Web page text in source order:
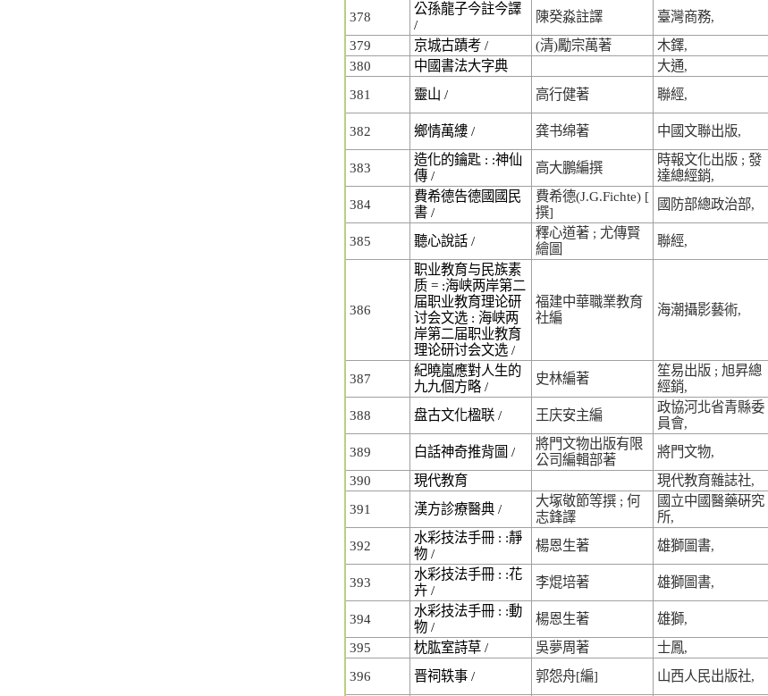
378
公孫龍子今註今譯
/
陳癸淼註譯 臺灣商務,
379
京城古蹟考 / (清)勵宗萬著
木鐸,
380
中國書法大字典
大通,
381
靈山 / 高行健著 聯經,
382
鄉情萬縷 / 龚书绵著 中國文聯出版,
383
造化的鑰匙 : :神仙
傳 /
高大鵬編撰
時報文化出版 ; 發
達總經銷,
384
費希德告德國國民
書 /
費希德(J.G.Fichte) [
撰]
國防部總政治部,
385 聽心說話 /
釋心道著 ; 尤傳賢
繪圖
聯經,
386
职业教育与民族素
质 = :海峡两岸第二
届职业教育理论研
讨会文选 : 海峡两
岸第二届职业教育
理论研讨会文选 /
福建中華職業教育
社編
海潮攝影藝術,
387
紀曉嵐應對人生的
九九個方略 /
史林編著
笙易出版 ; 旭昇總
經銷,
388
盘古文化楹联 / 王庆安主編
政協河北省青縣委
員會,
389
白話神奇推背圖 /
將門文物出版有限
公司編輯部著
將門文物,
390
現代教育
現代教育雜誌社,
391
漢方診療醫典 /
大塚敬節等撰 ; 何
志鋒譯
國立中國醫藥硏究
所,
392
水彩技法手冊 : :靜
物 /
楊恩生著 雄獅圖書,
393
水彩技法手冊 : :花
卉 /
李焜培著 雄獅圖書,
394
水彩技法手冊 : :動
物 /
楊恩生著
雄獅,
395
枕肱室詩草 / 吳夢周著
士鳳,
396
晋祠轶事 / 郭怨舟[編] 山西人民出版社,